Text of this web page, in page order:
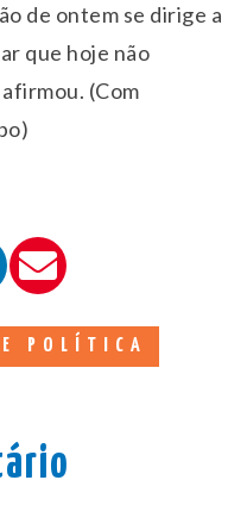
de ontem se dirige a
que hoje não
(Com
POLÍTICA